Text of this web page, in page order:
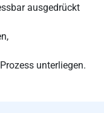
ausgedrückt
unterliegen.